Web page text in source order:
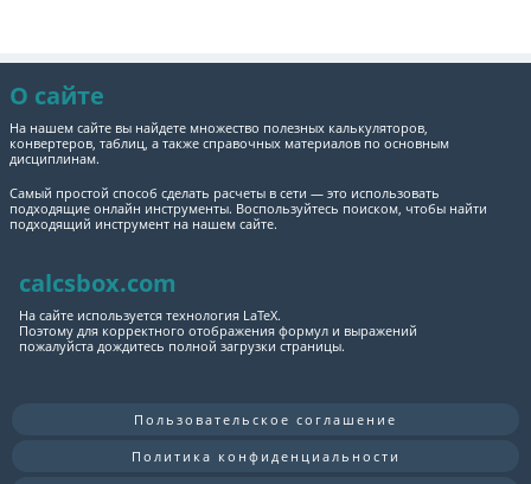
О сайте
На нашем сайте вы найдете множество полезных калькуляторов,
конвертеров, таблиц, а также справочных материалов по основным
дисциплинам.
Самый простой способ сделать расчеты в сети — это использовать
подходящие онлайн инструменты. Воспользуйтесь поиском, чтобы найти
подходящий инструмент на нашем сайте.
calcsbox.com
На сайте используется технология LaTeX.
Поэтому для корректного отображения формул и выражений
пожалуйста дождитесь полной загрузки страницы.
Пользовательское соглашение
Политика конфиденциальности